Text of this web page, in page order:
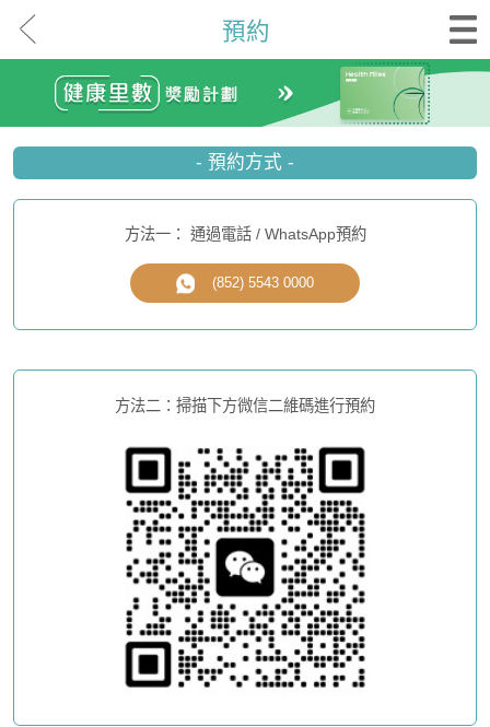
預約
- 預約方式 -
方法一： 通過電話 / WhatsApp預約
(852) 5543 0000
方法二：掃描下方微信二維碼進行預約